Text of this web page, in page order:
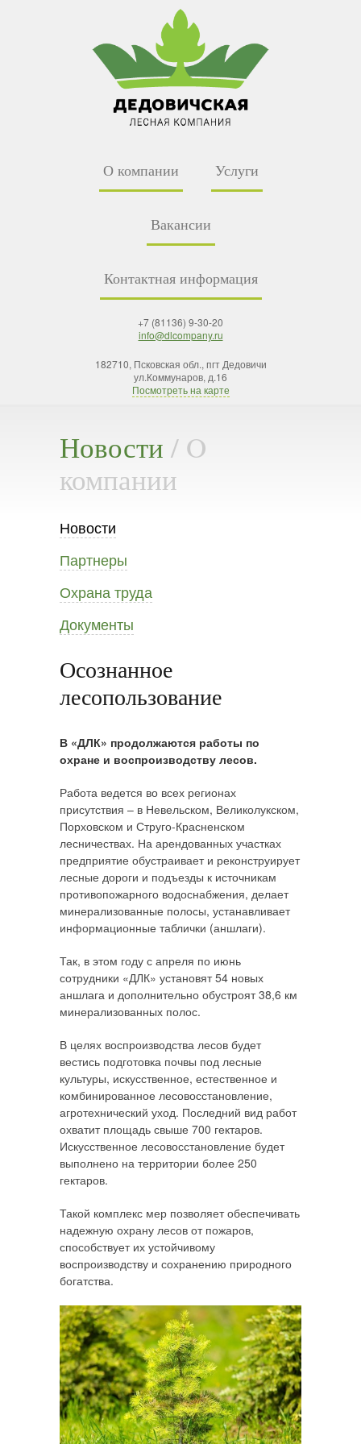
О компании Услуги
Вакансии
Контактная информация
+7 (81136) 9-30-20
info@dlcompany.ru
182710, Псковская обл., пгт Дедовичи
ул.Коммунаров, д.16
Посмотреть на карте
Новости / O
компании
Новости
Партнеры
Охрана труда
Документы
Осознанное
лесопользование
В «ДЛК» продолжаются работы по
охране и воспроизводству лесов.
Работа ведется во всех регионах
присутствия – в Невельском, Великолукском,
Порховском и Струго-Красненском
лесничествах. На арендованных участках
предприятие обустраивает и реконструирует
лесные дороги и подъезды к источникам
противопожарного водоснабжения, делает
минерализованные полосы, устанавливает
информационные таблички (аншлаги).
Так, в этом году с апреля по июнь
сотрудники «ДЛК» установят 54 новых
аншлага и дополнительно обустроят 38,6 км
минерализованных полос.
В целях воспроизводства лесов будет
вестись подготовка почвы под лесные
культуры, искусственное, естественное и
комбинированное лесовосстановление,
агротехнический уход. Последний вид работ
охватит площадь свыше 700 гектаров.
Искусственное лесовосстановление будет
выполнено на территории более 250
гектаров.
Такой комплекс мер позволяет обеспечивать
надежную охрану лесов от пожаров,
способствует их устойчивому
воспроизводству и сохранению природного
богатства.